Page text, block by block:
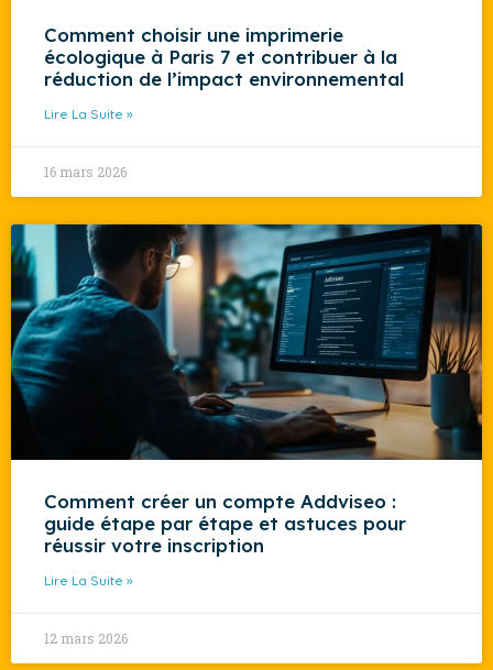
Comment choisir une imprimerie
écologique à Paris 7 et contribuer à la
réduction de l’impact environnemental
Lire La Suite »
16 mars 2026
Comment créer un compte Addviseo :
guide étape par étape et astuces pour
réussir votre inscription
Lire La Suite »
12 mars 2026